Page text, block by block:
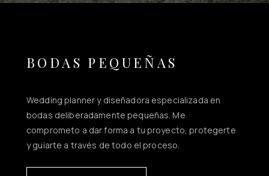
BODAS PEQUEÑAS
Wedding planner y diseñadora especializada en
bodas deliberadamente pequeñas. Me
comprometo a dar forma a tu proyecto, protegerte
y guiarte a través de todo el proceso.